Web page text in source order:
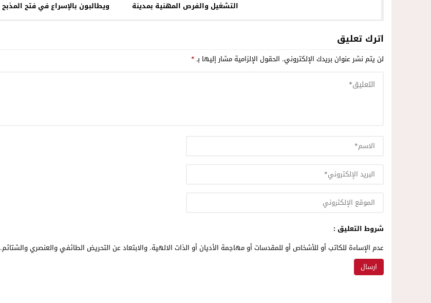
التشغيل والفرص المهنية بمدينة
ويطالبون بالإسراع في فتح المذبح
اترك تعليق
لن يتم نشر عنوان بريدك الإلكتروني. الحقول الإلزامية مشار إليها بـ*
شروط التعليق :
عدم الإساءة للكاتب أو للأشخاص أو للمقدسات أو مهاجمة الأديان أو الذات الالهية. والابتعاد عن التحريض الطائفي والعنصري والشتائم.